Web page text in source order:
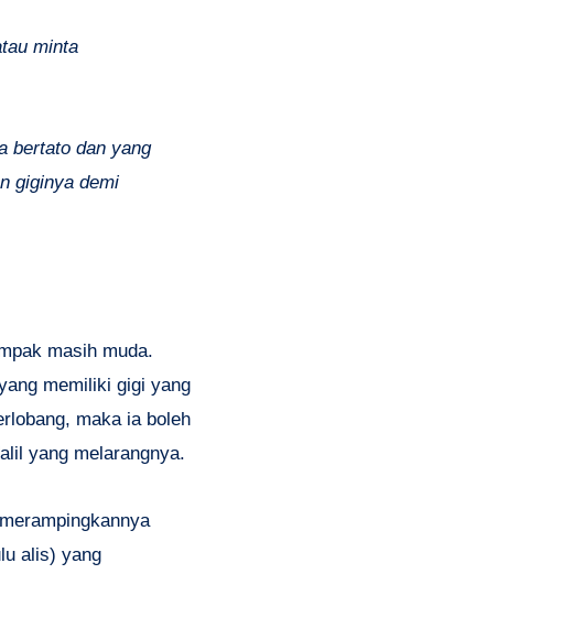
minta
bertato dan yang
giginya demi
masih muda.
memiliki gigi yang
maka ia boleh
yang melarangnya.
alis) yang